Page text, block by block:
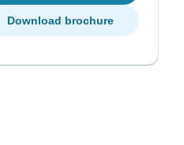
Download brochure